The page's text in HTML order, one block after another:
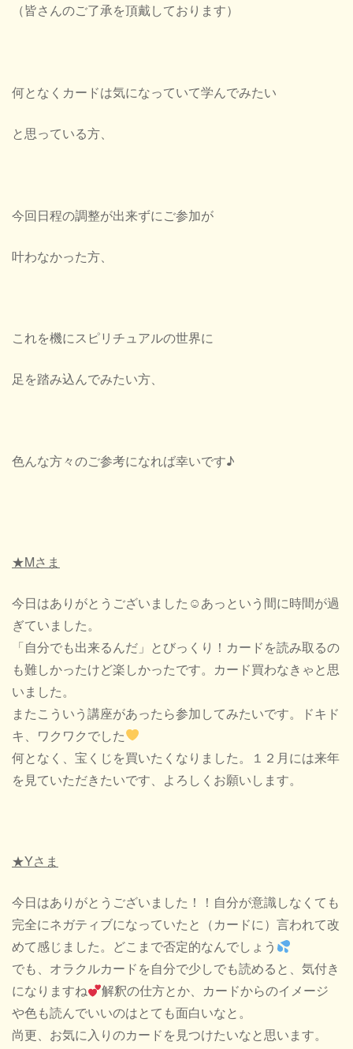
（皆さんのご了承を頂戴しております）
何となくカードは気になっていて学んでみたい
と思っている方、
今回日程の調整が出来ずにご参加が
叶わなかった方、
これを機にスピリチュアルの世界に
足を踏み込んでみたい方、
色んな方々のご参考になれば幸いです♪
★Mさま
今日はありがとうございました☺あっという間に時間が過
ぎていました。
「自分でも出来るんだ」とびっくり！カードを読み取るの
も難しかったけど楽しかったです。カード買わなきゃと思
いました。
またこういう講座があったら参加してみたいです。ドキド
キ、ワクワクでした
何となく、宝くじを買いたくなりました。１２月には来年
を見ていただきたいです、よろしくお願いします。
★Yさま
今日はありがとうございました！！自分が意識しなくても
完全にネガティブになっていたと（カードに）言われて改
めて感じました。どこまで否定的なんでしょう
でも、オラクルカードを自分で少しでも読めると、気付き
になりますね
解釈の仕方とか、カードからのイメージ
や色も読んでいいのはとても面白いなと。
尚更、お気に入りのカードを見つけたいなと思います。